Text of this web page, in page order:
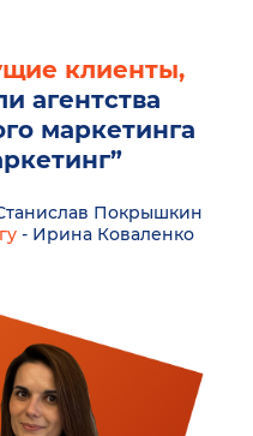
клиенты,
агентства
маркетинга
Покрышкин
- Ирина Коваленко